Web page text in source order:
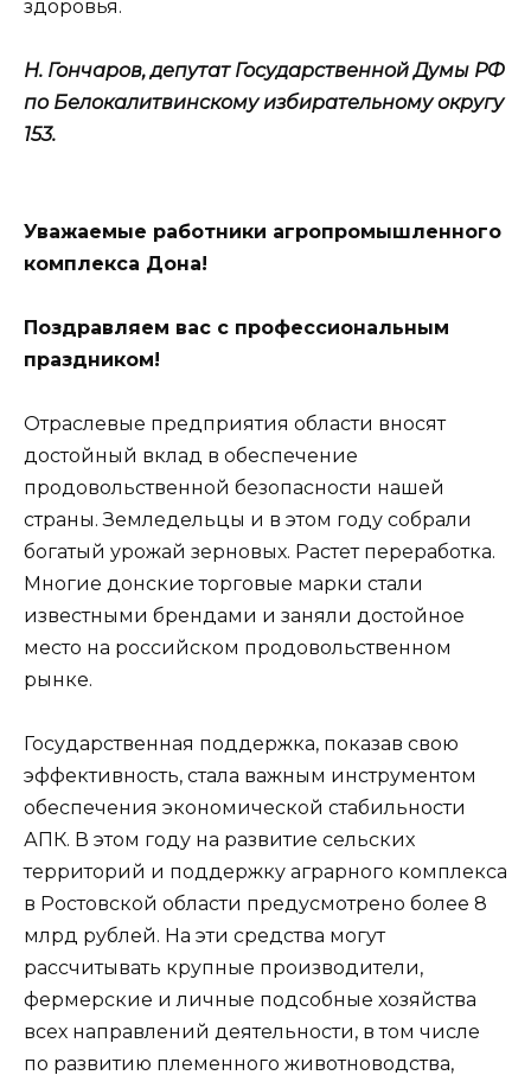
здоровья.
Н. Гончаров, депутат Государственной Думы РФ
по Белокалитвинскому избирательному округу
153.
Уважаемые работники агропромышленного
комплекса Дона!
Поздравляем вас с профессиональным
праздником!
Отраслевые предприятия области вносят
достойный вклад в обеспечение
продовольственной безопасности нашей
страны. Земледельцы и в этом году собрали
богатый урожай зерновых. Растет переработка.
Многие донские торговые марки стали
известными брендами и заняли достойное
место на российском продовольственном
рынке.
Государственная поддержка, показав свою
эффективность, стала важным инструментом
обеспечения экономической стабильности
АПК. В этом году на развитие сельских
территорий и поддержку аграрного комплекса
в Ростовской области предусмотрено более 8
млрд рублей. На эти средства могут
рассчитывать крупные производители,
фермерские и личные подсобные хозяйства
всех направлений деятельности, в том числе
по развитию племенного животноводства,